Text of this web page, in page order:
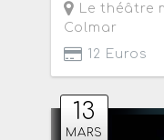
Le théâtre
Colmar
12 Euros
13
MARS